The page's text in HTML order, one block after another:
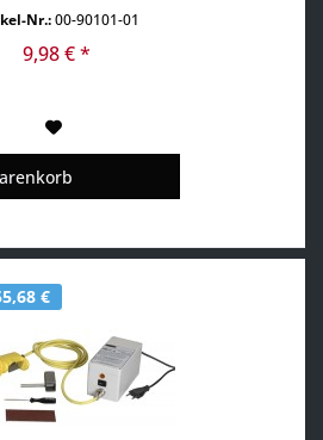
ist !!!. Das Trennfett ist nur für
zugelassen und darf somit
Nr.:00-90101-01
9,98 € *
€